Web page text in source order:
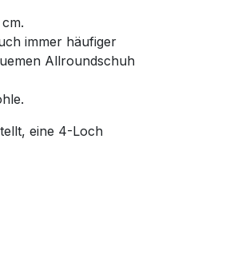
immer häufiger
Allroundschuh
eine 4-Loch